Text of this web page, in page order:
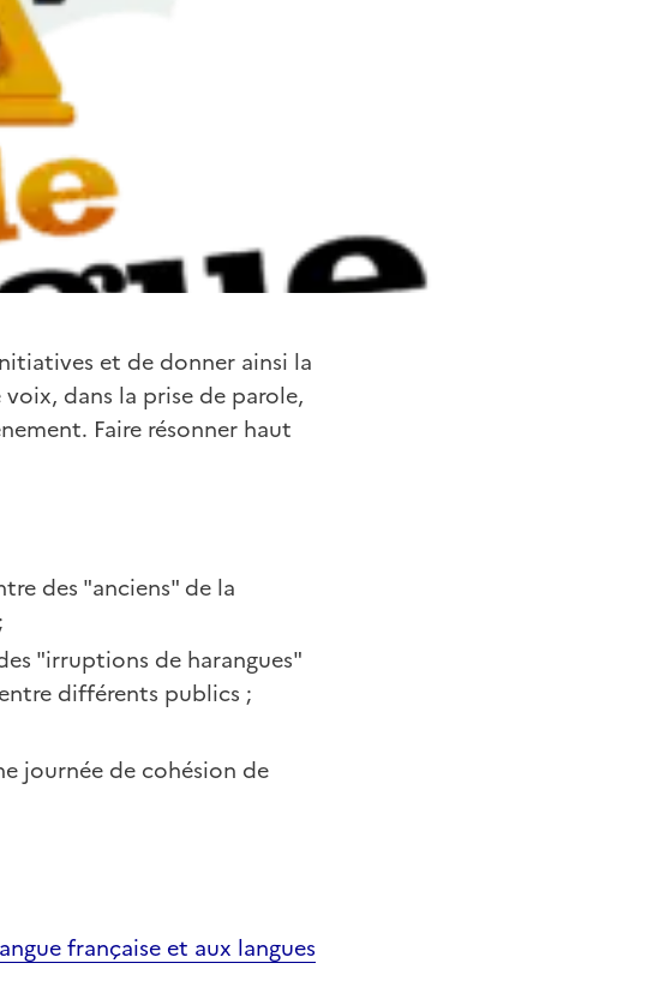
et de donner ainsi la
dans la prise de parole,
Faire résonner haut
des "anciens" de la
"irruptions de harangues"
différents publics ;
journée de cohésion de
française et aux langues